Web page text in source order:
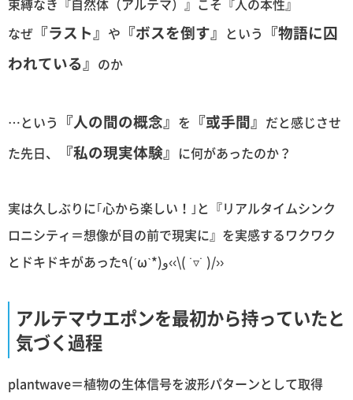
束縛なき『自然体（アルテマ）』こそ『人の本性』
なぜ 『ラスト』 や 『ボスを倒す』 という 『物語に囚
われている』 のか
…という 『人の間の概念』 を 『或手間』 だと感じさせ
た先日、
『私の現実体験』 に何があったのか？
実は久しぶりに｢心から楽しい！｣と『リアルタイムシンク
ロニシティ＝想像が目の前で現実に』を実感するワクワク
とドキドキがあった٩(ˊωˋ*)و‹‹\( ˙▿˙ )/››
アルテマウエポンを最初から持っていたと
気づく過程
plantwave＝植物の生体信号を波形パターンとして取得